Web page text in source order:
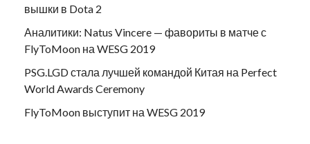
вышки в Dota 2
Аналитики: Natus Vincere — фавориты в матче с
FlyToMoon на WESG 2019
PSG.LGD стала лучшей командой Китая на Perfect
World Awards Ceremony
FlyToMoon выступит на WESG 2019